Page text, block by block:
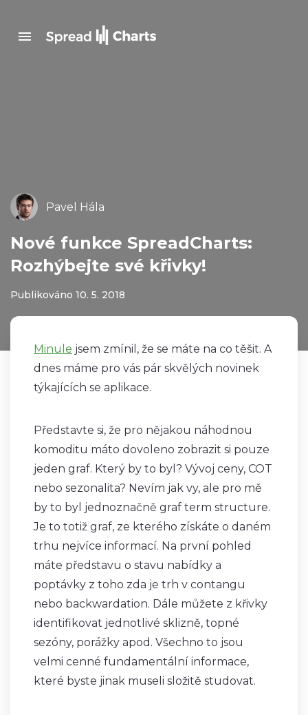
Pavel Hála
Nové funkce SpreadCharts:
Rozhýbejte své křivky!
Publikováno 10. 5. 2018
Minule jsem zmínil, že se máte na co těšit. A
dnes máme pro vás pár skvělých novinek
týkajících se aplikace.
Představte si, že pro nějakou náhodnou
komoditu máto dovoleno zobrazit si pouze
jeden graf. Který by to byl? Vývoj ceny, COT
nebo sezonalita? Nevím jak vy, ale pro mě
by to byl jednoznačně graf term structure.
Je to totiž graf, ze kterého získáte o daném
trhu nejvíce informací. Na první pohled
máte představu o stavu nabídky a
poptávky z toho zda je trh v contangu
nebo backwardation. Dále můžete z křivky
identifikovat jednotlivé sklizně, topné
sezóny, porážky apod. Všechno to jsou
velmi cenné fundamentální informace,
které byste jinak museli složitě studovat.